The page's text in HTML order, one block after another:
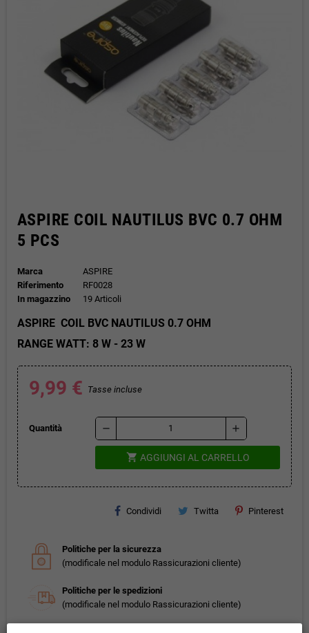
ASPIRE COIL NAUTILUS BVC 0.7 OHM
5 PCS
Marca
ASPIRE
Riferimento
RF0028
In magazzino
19 Articoli
ASPIRE COIL BVC NAUTILUS 0.7 OHM
RANGE WATT: 8 W - 23 W
9,99 € Tasse incluse
Quantità remove add
shopping_cart AGGIUNGI AL CARRELLO
Condividi Twitta Pinterest
Politiche per la sicurezza
(modificale nel modulo Rassicurazioni cliente)
Politiche per le spedizioni
(modificale nel modulo Rassicurazioni cliente)